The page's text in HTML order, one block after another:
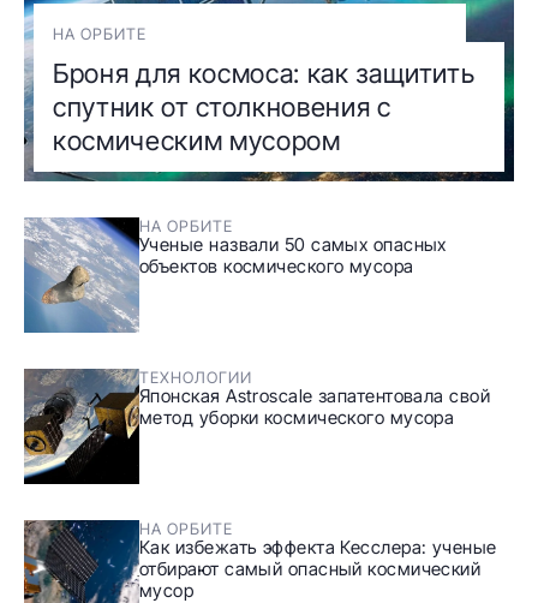
НА ОРБИТЕ
Броня для космоса: как защитить
спутник от столкновения с
космическим мусором
НА ОРБИТЕ
Ученые назвали 50 самых опасных
объектов космического мусора
ТЕХНОЛОГИИ
Японская Astroscale запатентовала свой
метод уборки космического мусора
НА ОРБИТЕ
Как избежать эффекта Кесслера: ученые
отбирают самый опасный космический
мусор